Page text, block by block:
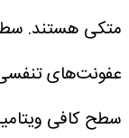
متکی هستند.
عفونت‌های